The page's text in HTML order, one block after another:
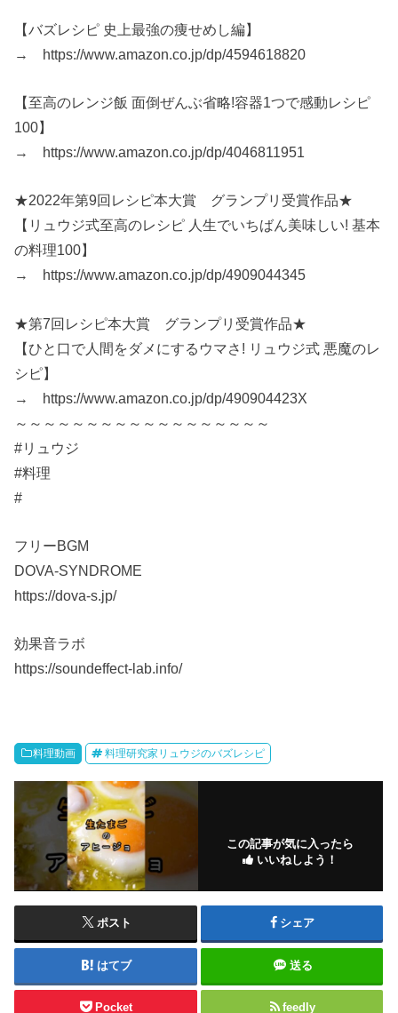
【バズレシピ 史上最強の痩せめし編】
→ https://www.amazon.co.jp/dp/4594618820
【至高のレンジ飯 面倒ぜんぶ省略!容器1つで感動レシピ
100】
→ https://www.amazon.co.jp/dp/4046811951
★2022年第9回レシピ本大賞 グランプリ受賞作品★
【リュウジ式至高のレシピ 人生でいちばん美味しい! 基本
の料理100】
→ https://www.amazon.co.jp/dp/4909044345
★第7回レシピ本大賞 グランプリ受賞作品★
【ひと口で人間をダメにするウマさ! リュウジ式 悪魔のレ
シピ】
→ https://www.amazon.co.jp/dp/490904423X
～～～～～～～～～～～～～～～～～～
#リュウジ
#料理
#
フリーBGM
DOVA-SYNDROME
https://dova-s.jp/
効果音ラボ
https://soundeffect-lab.info/
料理動画 料理研究家リュウジのバズレシピ
この記事が気に入ったら
いいねしよう！
ポスト シェア
はてブ 送る
Pocket feedly